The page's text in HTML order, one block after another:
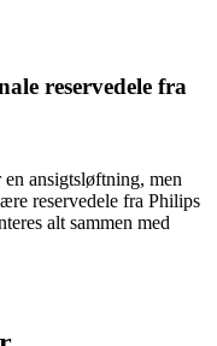
reservedele fra
ansigtsløftning, men
reservedele fra Philips
alt sammen med